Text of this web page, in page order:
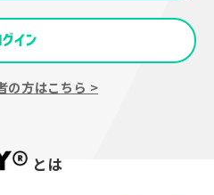
グイン
の方はこちら >
とは